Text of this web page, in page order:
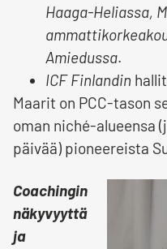
Haaga-Heliassa,
Amiedussa.
ICF Finlandin
Maarit on PCC-tason
oman niché-alueensa
päivää) pioneereista
Coachingin
näkyvyyttä
ja